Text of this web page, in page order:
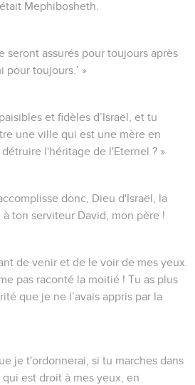
Mephibosheth.
seront assurés pour toujours après
pour toujours.’ »
et fidèles d’Israël, et tu
une ville qui est une mère en
l'héritage de l'Eternel ? »
donc, Dieu d'Israël, la
ton serviteur David, mon père !
de venir et de le voir de mes yeux.
pas raconté la moitié ! Tu as plus
que je ne l’avais appris par la
je t'ordonnerai, si tu marches dans
est droit à mes yeux, en